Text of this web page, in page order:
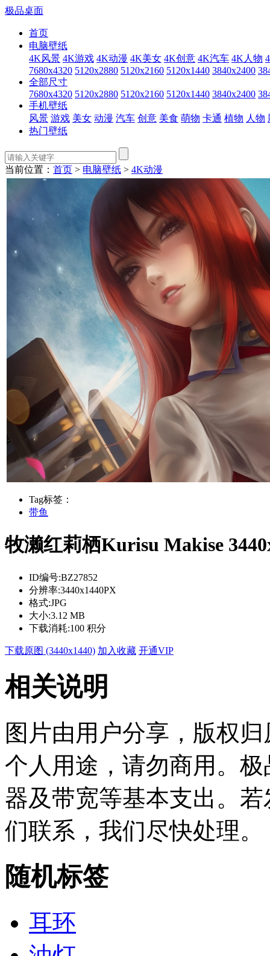
极品桌面
首页
电脑壁纸
4K风景 4K游戏 4K动漫 4K美女 4K创意 4K汽车 4K人物
7680x4320 5120x2880 5120x2160 5120x1440 3840x2400
全部尺寸
7680x4320 5120x2880 5120x2160 5120x1440 3840x2400
手机壁纸
风景 游戏 美女 动漫 汽车 创意 美食 萌物 卡通 植物 人物
热门壁纸
当前位置： 首页 > 电脑壁纸 > 4K动漫
Tag标签：
带鱼
牧濑红莉栖Kurisu Makise
ID编号:BZ27852
分辨率:3440x1440PX
格式:JPG
大小:3.12 MB
下载消耗:100 积分
下载原图 (3440x1440) 加入收藏 开通VIP
相关说明
图片由用户分享，版权
个人用途，请勿商用。
器及带宽等基本支出。
们联系，我们尽快处理。
随机标签
耳环